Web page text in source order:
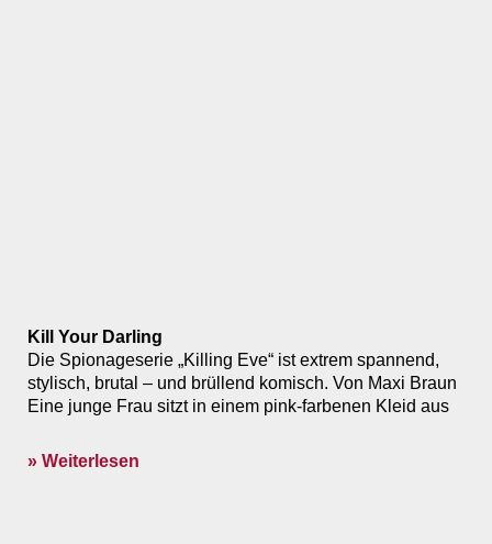
Kill Your Darling
Die Spionageserie „Killing Eve“ ist extrem spannend,
stylisch, brutal – und brüllend komisch. Von Maxi Braun
Eine junge Frau sitzt in einem pink-farbenen Kleid aus
» Weiterlesen